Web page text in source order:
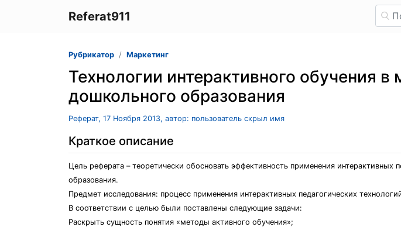
Referat911
Рубрикатор Маркетинг
Технологии интерактивного обучения
дошкольного образования
Реферат, 17 Ноября 2013, автор: пользователь скрыл имя
Краткое описание
Цель реферата – теоретически обосновать эффективность применения
образования.
Предмет исследования: процесс применения интерактивных педагогических
В соответствии с целью были поставлены следующие задачи:
Раскрыть сущность понятия «методы активного обучения»;